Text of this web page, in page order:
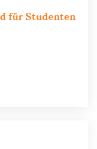
für Studenten